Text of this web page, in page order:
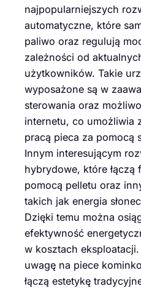
najpopularniejszych
automatyczne, które
paliwo oraz regulują
zależności od
użytkowników. Takie
wyposażone są w
sterowania oraz
internetu, co umożliwia
pracą pieca za pomocą
Innym interesującym
hybrydowe, które
pomocą pelletu oraz
takich jak energia
Dzięki temu można
efektywność
w kosztach
uwagę na piece
łączą estetykę